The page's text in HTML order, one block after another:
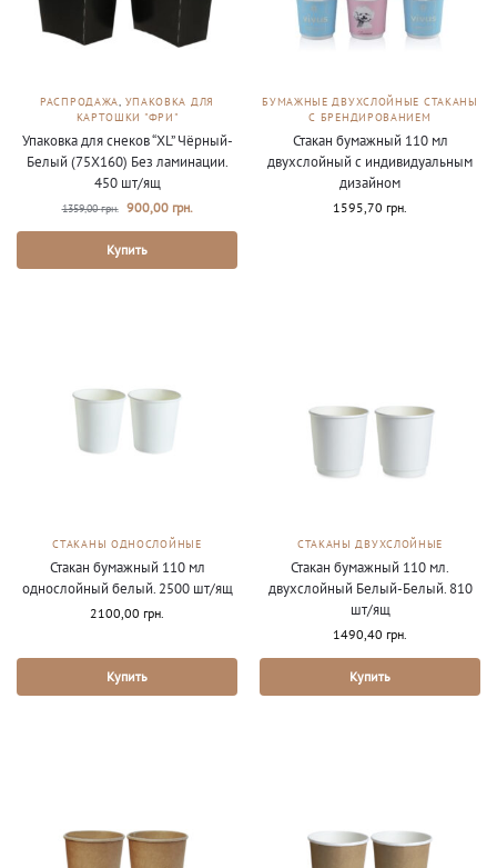
РАСПРОДАЖА, УПАКОВКА ДЛЯ
КАРТОШКИ "ФРИ"
Упаковка для снеков “XL” Чёрный-
Белый (75Х160) Без ламинации.
450 шт/ящ
1359,00грн. 900,00 грн.
Купить
БУМАЖНЫЕ ДВУХСЛОЙНЫЕ СТАКАНЫ
С БРЕНДИРОВАНИЕМ
Стакан бумажный 110 мл
двухслойный с индивидуальным
дизайном
1595,70 грн.
СТАКАНЫ ОДНОСЛОЙНЫЕ
Стакан бумажный 110 мл
однослойный белый. 2500 шт/ящ
2100,00 грн.
Купить
СТАКАНЫ ДВУХСЛОЙНЫЕ
Стакан бумажный 110 мл.
двухслойный Белый-Белый. 810
шт/ящ
1490,40 грн.
Купить